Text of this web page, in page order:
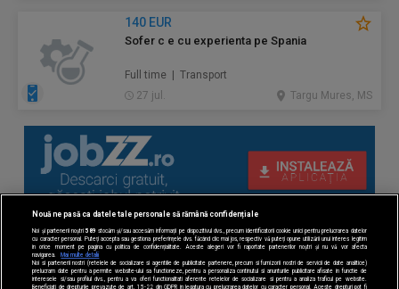
140 EUR
Sofer c e cu experienta pe Spania
Full time | Transport
27 jul.
Targu Mures, MS
Nouă ne pasă ca datele tale personale să rămână confidențiale
Noi și partenerii noștri 589 stocăm și/sau accesăm informații pe dispozitivul dvs., precum identificatorii cookie unici pentru prelucrarea datelor
cu caracter personal. Puteți accepta sau gestiona preferințele dvs. făcând clic mai jos, respectiv vă puteți opune utilizării unui interes legitim
în orice moment pe pagina cu politica de confidențialitate. Aceste alegeri vor fi raportate partenerilor noștri și nu vă vor afecta
navigarea.
Mai multe detalii
Noi si partenerii nostri (retelele de socializare si agentiile de publicitate partenere, precum si furnizorii nostri de servicii de date analitice)
prelucram date pentru a permite website-ului sa functioneze, pentru a personaliza continutul si anunturile publicitare afisate in functie de
interesele si/sau profilul dvs., pentru a va oferi functionalitati aferente retelelor de socializare si pentru a analiza traficul pe website.
Beneficiati de drepturile prevazute de art. 15-22 din GDPR in legatura cu prelucrarea datelor cu caracter personal. Aceste drepturi pot fi